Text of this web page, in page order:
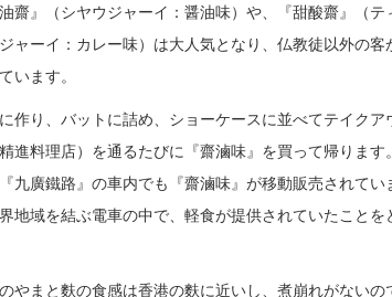
齋』（シヤウジャーイ：醤油味）や、『甜酸齋』（テ
ャーイ：カレー味）は大人気となり、仏教徒以外の客
います。
作り、バットに詰め、ショーケースに並べてテイクア
進料理店）を通るたびに『齋滷味』を買って帰ります
九廣鐵路』の車内でも『齋滷味』が移動販売されてい
地域を結ぶ電車の中で、軽食が提供されていたことを
やまと麩の食感は香港の麩に近いし、煮崩れがないの